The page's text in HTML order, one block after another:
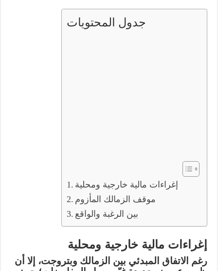
جدول المحتويات
إغراءات مالية خارجية ومحلية
موقف الزمالك المأزوم
بين الرغبة والواقع
إغراءات مالية خارجية ومحلية
رغم الاتفاق المبدئي بين الزمالك وبتروجت، إلا أن